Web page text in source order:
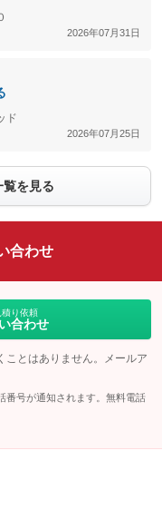
2026年07月31日
ド
2026年07月25日
を見る
合わせ
積り依頼
合わせ
ことはありません。メールア
番号が通知されます。無料電話